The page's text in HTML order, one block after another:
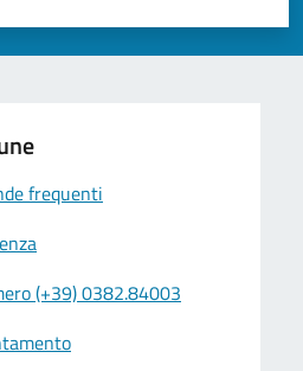
su 5
su 5
5
frequenti
(+39) 0382.84003